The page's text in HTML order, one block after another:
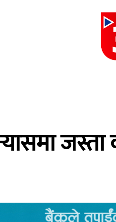
जस्ता